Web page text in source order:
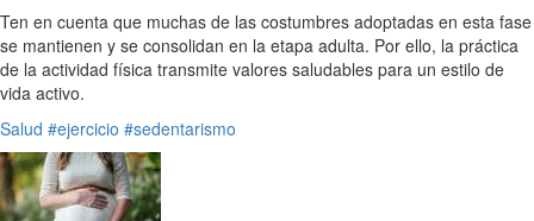
Ten en cuenta que muchas de las costumbres adoptadas en esta fase
se mantienen y se consolidan en la etapa adulta. Por ello, la práctica
de la actividad física transmite valores saludables para un estilo de
vida activo.
Salud #ejercicio #sedentarismo